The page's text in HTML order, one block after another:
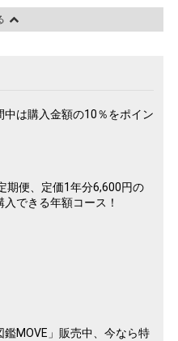
中は購入金額の10％をポイン
期便、定価1年分6,600円の
できる年額コース！
鑑MOVE」販売中、今なら特